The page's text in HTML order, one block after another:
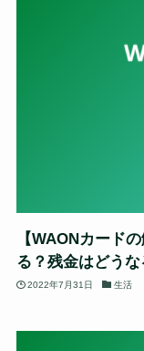
【WAONカード
る？残金はどうな
2022年7月31日 生活